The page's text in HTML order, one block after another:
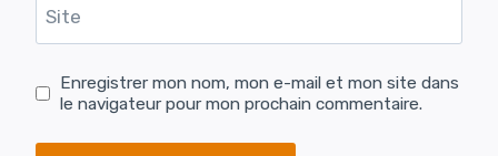
Site
Enregistrer mon nom, mon e-mail et mon site dans
le navigateur pour mon prochain commentaire.